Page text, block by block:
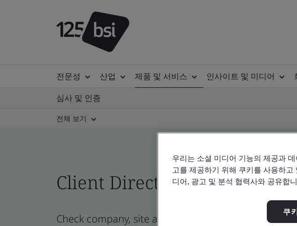
전문성 산업 제품 및 서비스 인사이트 및 미디어
심사 및 인증
전체 보기
Client Directory certificate
Check company, site and product certificates -
우리는 소셜 미디어 기능의 제공과
고를 제공하기 위해 쿠키를 사용하
디어, 광고 및 분석 협력사와 공유합
쿠